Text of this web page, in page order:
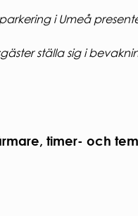
i Umeå
ställa sig i
timer- och